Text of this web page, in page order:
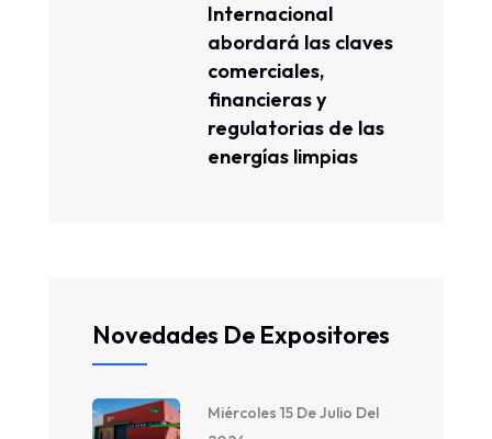
Internacional
abordará las claves
comerciales,
financieras y
regulatorias de las
energías limpias
Novedades De Expositores
Miércoles 15 De Julio Del